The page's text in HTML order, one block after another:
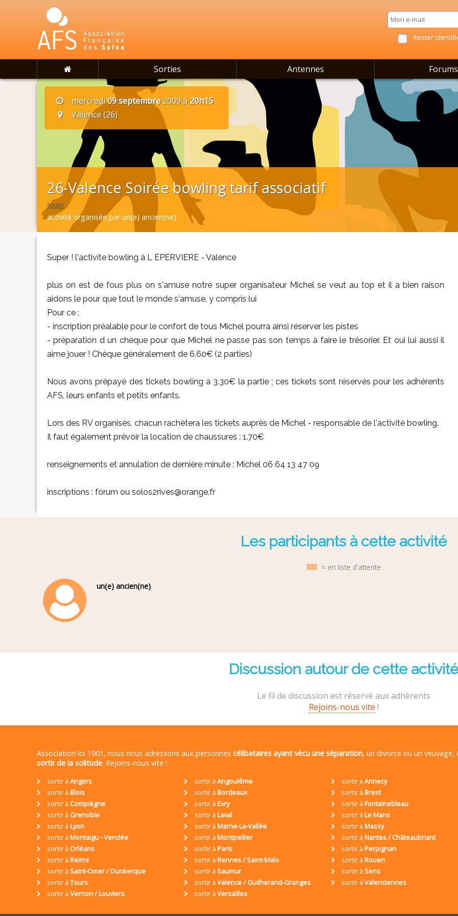
Rester
Sorties Antennes Forums
mercredi09 septembre2009 à20h15
Valence (26)
26-Valence Soirée bowling tarif associatif
Jouer
activité organisée par un(e) ancien(ne)
Super ! l'activite bowling à L EPERVIERE - Valence
plus on est de fous plus on s'amuse notre super organisateur Michel se veut au top et il a bien raison
aidons le pour que tout le monde s'amuse, y compris lui
Pour ce :
- inscription préalable pour le confort de tous Michel pourra ainsi réserver les pistes
- préparation d un chèque pour que Michel ne passe pas son temps à faire le trésorier. Et oui lui aussi il
aime jouer ! Chèque généralement de 6.60€ (2 parties)
Nous avons prépayé des tickets bowling à 3.30€ la partie ; ces tickets sont réservés pour les adhérents
AFS, leurs enfants et petits enfants.
Lors des RV organisés, chacun rachètera les tickets auprès de Michel - responsable de l'activité bowling.
Il faut également prévoir la location de chaussures : 1.70€
renseignements et annulation de dernière minute : Michel 06 64 13 47 09
inscriptions : forum ou solos2rives@orange.fr
Les participants à cette activité
= en liste d'attente
un(e) ancien(ne)
Discussion autour de cette activité
Le fil de discussion est réservé aux adhérents
Rejoins-nous vite !
Association loi 1901, nous nous adressons aux personnes célibataires ayant vécu une séparation, un divorce ou un
sortir de la solitude. Rejoins-nous vite !
sortir à Angers sortir à Angoulême sortir à Annecy
sortir à Blois sortir à Bordeaux sortir à Brest
sortir à Compiègne sortir à Evry sortir à Fontainebleau
sortir à Grenoble sortir à Laval sortir à Le Mans
sortir à Lyon sortir à Marne-La-Vallée sortir à Massy
sortir à Montaigu - Vendée sortir à Montpellier sortir à Nantes / Châteaubriant
sortir à Orléans sortir à Paris sortir à Perpignan
sortir à Reims sortir à Rennes / Saint-Malo sortir à Rouen
sortir à Saint-Omer / Dunkerque sortir à Saumur sortir à Sens
sortir à Tours sortir à Valence / Guilherand-Granges sortir à Valenciennes
sortir à Vernon / Louviers sortir à Versailles